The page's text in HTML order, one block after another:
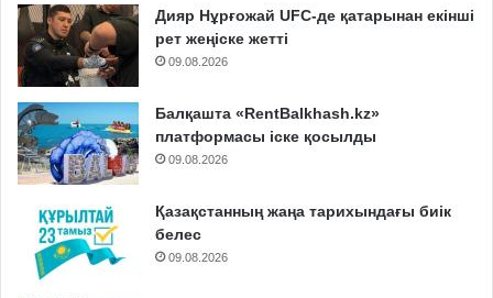
Дияр Нұрғожай UFC-де қатарынан екінші
рет жеңіске жетті
09.08.2026
Балқашта «RentBalkhash.kz»
платформасы іске қосылды
09.08.2026
Қазақстанның жаңа тарихындағы биік
белес
09.08.2026